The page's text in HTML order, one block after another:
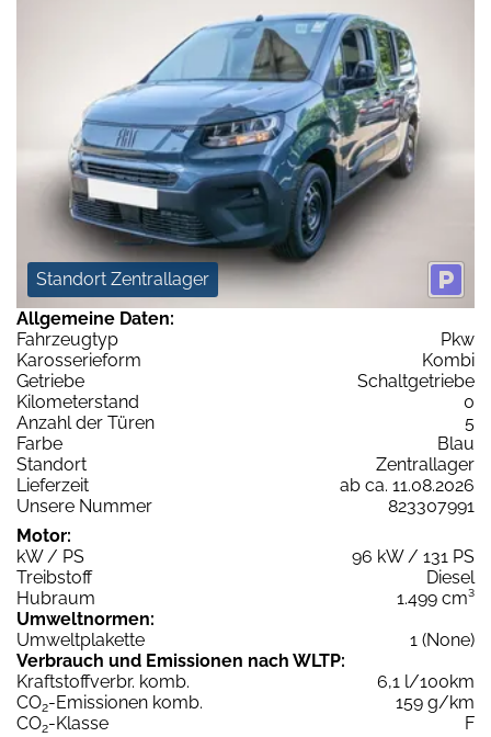
Standort Zentrallager
Allgemeine Daten:
Fahrzeugtyp
Pkw
Karosserieform
Kombi
Getriebe
Schaltgetriebe
Kilometerstand
0
Anzahl der Türen
5
Farbe
Blau
Standort
Zentrallager
Lieferzeit
ab ca. 11.08.2026
Unsere Nummer
823307991
Motor:
kW / PS
96 kW / 131 PS
Treibstoff
Diesel
Hubraum
1.499 cm³
Umweltnormen:
Umweltplakette
1 (None)
Verbrauch und Emissionen nach WLTP:
Kraftstoffverbr. komb.
6,1 l/100km
CO2-Emissionen komb.
159 g/km
CO2-Klasse
F